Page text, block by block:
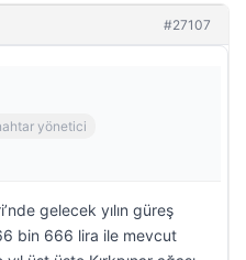
#27107
yönetici
gelecek yılın güreş
bin 666 lira ile mevcut